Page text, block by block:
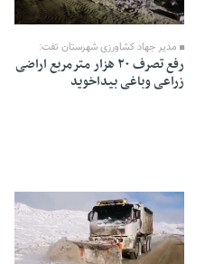
07 Dey 1404 - 17:08
مدیر جهاد کشاورزی شهرستان تفت:
رفع تصرف ۲۰ هزار مترمربع اراضی
زراعی وباغی بیداخوید